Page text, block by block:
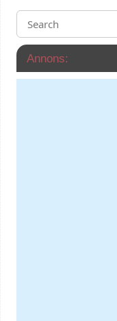
Annons: